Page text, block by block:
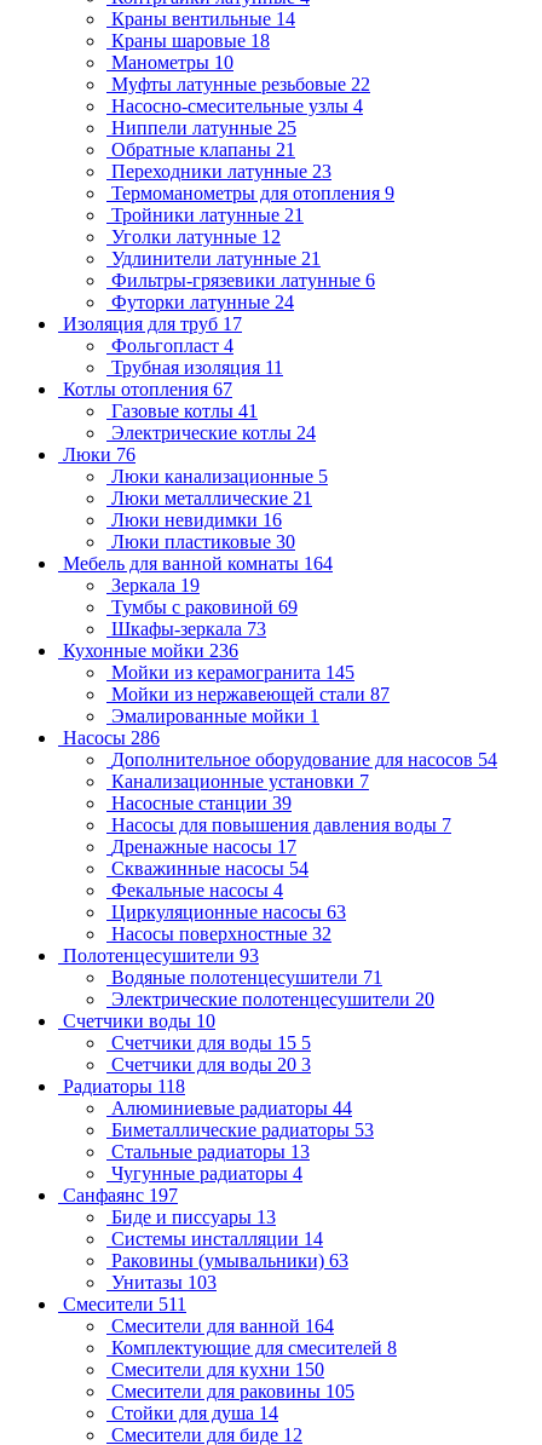
Краны вентильные 14
Краны шаровые 18
Манометры 10
Муфты латунные резьбовые 22
Насосно-смесительные узлы 4
Ниппели латунные 25
Обратные клапаны 21
Переходники латунные 23
Термоманометры для отопления 9
Тройники латунные 21
Уголки латунные 12
Удлинители латунные 21
Фильтры-грязевики латунные 6
Футорки латунные 24
Изоляция для труб 17
Фольгопласт 4
Трубная изоляция 11
Котлы отопления 67
Газовые котлы 41
Электрические котлы 24
Люки 76
Люки канализационные 5
Люки металлические 21
Люки невидимки 16
Люки пластиковые 30
Мебель для ванной комнаты 164
Зеркала 19
Тумбы с раковиной 69
Шкафы-зеркала 73
Кухонные мойки 236
Мойки из керамогранита 145
Мойки из нержавеющей стали 87
Эмалированные мойки 1
Насосы 286
Дополнительное оборудование для насосов 54
Канализационные установки 7
Насосные станции 39
Насосы для повышения давления воды 7
Дренажные насосы 17
Скважинные насосы 54
Фекальные насосы 4
Циркуляционные насосы 63
Насосы поверхностные 32
Полотенцесушители 93
Водяные полотенцесушители 71
Электрические полотенцесушители 20
Счетчики воды 10
Счетчики для воды 15 5
Счетчики для воды 20 3
Радиаторы 118
Алюминиевые радиаторы 44
Биметаллические радиаторы 53
Стальные радиаторы 13
Чугунные радиаторы 4
Санфаянс 197
Биде и писсуары 13
Системы инсталляции 14
Раковины (умывальники) 63
Унитазы 103
Смесители 511
Смесители для ванной 164
Комплектующие для смесителей 8
Смесители для кухни 150
Смесители для раковины 105
Стойки для душа 14
Смесители для биде 12